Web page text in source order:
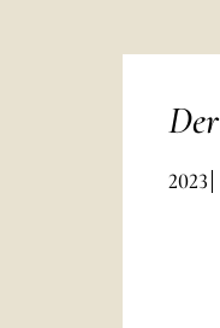
Der
2023